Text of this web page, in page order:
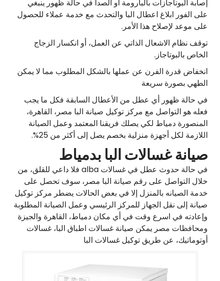
إصابة البوتاجازات بالبارومة أو الصدأ في حالة ظهور ينبغي
على الفور ابلاغ اعطال البا والتحدث مع خدمة عملاء للحصول
على موعد لإصلاح هذا الأمر.
توقف نظام الاشعال الذاتي عن العمل، أو انكسار الزجاج
الخاص بالبوتاجاز.
انخفاض قدرة الفرن عن عملها بالشكل المطلوب مما لا يمكن
الطهي بصورة سريعة
في حالة ظهور أي عطل من الأعطال السابقة فكل ما يجب
فعله هو التواصل مع مركز توكيل صيانة البا مصر، القاهرة،
المنصورة دمياط لكي يصلك فريقنا المعتمد وعمل الصيانة
اللازمة لكل أجهزة منزلية بخصم يصل إلى أكثر من 25%.
صيانة غسالات البا بدمياط
في حالة حدوث عطل في غسالات alba فلا داعي للقلق، من
خلال التواصل على رقم صيانة البا مصر، سوف تحصل على
خدمة الصيانه بالمنزل إلا في بعض الحالات يضطر مركز توكيل
صيانة إلى نقل الجهاز للمركز الرئيسي وعمل الصيانة المطلوبة
وإعادته في اسرع وقت في أي مكان دمياط، القاهرة والجيزة
ومحافظات مصر يمكن صيانة غسالات اطباق البا، غسالات
أوتوماتيك، عن طريق توكيل غسالات البا